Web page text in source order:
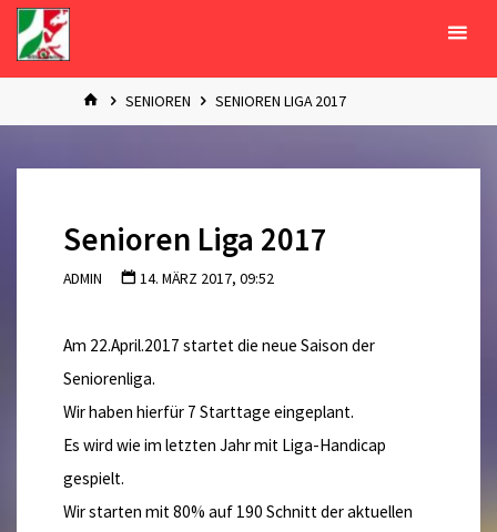
Zum
Inhalt
springen
STARTSENIOREN SENIOREN LIGA 2017
Senioren Liga 2017
ADMIN 14. MÄRZ 2017, 09:52
Am 22.April.2017 startet die neue Saison der
Seniorenliga.
Wir haben hierfür 7 Starttage eingeplant.
Es wird wie im letzten Jahr mit Liga-Handicap
gespielt.
Wir starten mit 80% auf 190 Schnitt der aktuellen